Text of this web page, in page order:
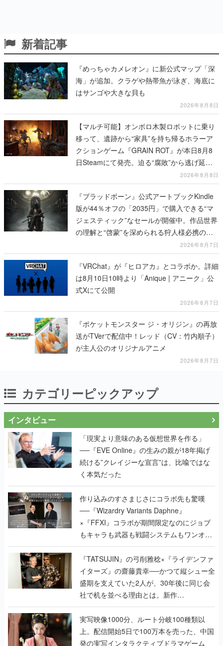
新着記事
『めっちゃカメレオン』に新公式マップ「深
海」が追加。クラゲや熱帯魚が泳ぎ、海底に
はサンゴや大きな貝も
2026年8月8日
【マルチ可能】オンボロ木製ロボットに乗り
移って、遺跡から“家具”を持ち帰るホラーア
クションゲーム『GRAIN ROT』が本日8月8
日Steamにて発売。迫る“腐敗”から逃げ延
2026年8月8日
『ブラッドボーン』公式アートブックKindle
版が44％オフの「2035円」で購入できる“マ
ジェスティック”なセールが開催中。作品世界
の理解と“啓蒙”を深められる狩人様必携の一
2026年8月7日
『VRChat』が『ヒロアカ』とコラボか。詳細
は8月10日10時より「Anique | アニーク」公
式Xにて公開
2026年8月7日
『ポケットモンスター ジ・オリジン』の再放
送がTVerで配信中！レッド（CV：竹内順子）
が主人公のオリジナルアニメ
2026年8月7日
カテゴリーピックアップ
インタビュー
「現実より意味のある仮想世界を作る」
──『EVE Online』の生みの親が18年掲げ
続ける”クレイジーな宣言”は、比喩ではな
く本気だった
作り込みのすさまじさにコラボ先も驚嘆
──『Wizardry Variants Daphne』
×『FFXI』コラボが期間限定なのにジョブ
もキャラも武器も戦闘システムもワンオフ
で作り込まれた理由を両ディレクターに聞
く
『TATSUJIN』の弓削雅稔×『ライデンファ
イターズ』の齋藤貴幸──かつて縦シュー全
盛期を支えていた2人が、30年後に同じ会
社で机を並べる理由とは。新作
『TATSUJIN EXTREME』で初タッグを組
んだレジェンド2人に訊く開発秘話
実写映像1000分、ルート分岐100種類以
上。配信開始5日で100万本を売った、中国
発の実写インタラクティブドラマゲーム